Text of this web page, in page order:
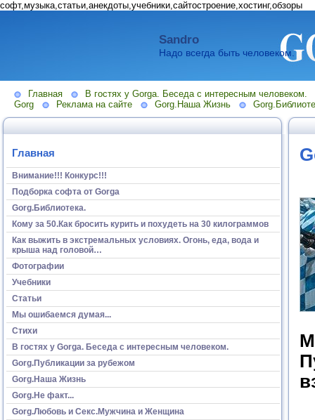
софт,музыка,статьи,анекдоты,учебники,сайтостроение,хостинг,обзоры
Sandro
Надо всегда быть человеком.
Главная
В гостях у Gorga. Беседа с интересным человеком.
Gorg
Реклама на сайте Gorg.Наша Жизнь
Главная
Внимание!!! Конкурс!!!
Подборка софта от Gorga
Gorg.Библиотека.
Кому за 50.Как бросить курить и похудеть на 30 килограммов
Как выжить в экстремальных условиях. Огонь, еда, вода и
крыша над головой…
Фотографии
Учебники
Статьи
Мы ошибаемся думая...
Стихи
В гостях у Gorga. Беседа с интересным человеком.
Gorg.Публикации за рубежом
Gorg.Наша Жизнь
Gorg.Не факт...
Gorg.Любовь и Секс.Мужчина и Женщина